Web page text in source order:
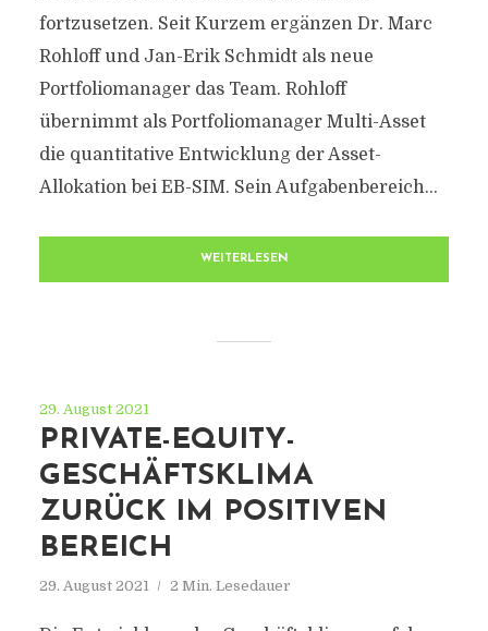
fortzusetzen. Seit Kurzem ergänzen Dr. Marc
Rohloff und Jan-Erik Schmidt als neue
Portfoliomanager das Team. Rohloff
übernimmt als Portfoliomanager Multi-Asset
die quantitative Entwicklung der Asset-
Allokation bei EB-SIM. Sein Aufgabenbereich...
WEITERLESEN
29. August 2021
PRIVATE-EQUITY-
GESCHÄFTSKLIMA
ZURÜCK IM POSITIVEN
BEREICH
29. August 2021 2 Min. Lesedauer